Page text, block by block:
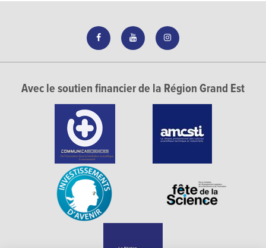
Avec le soutien financier de la Région Grand Est